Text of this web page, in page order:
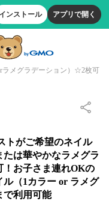
インストール アプリで開く
ラメグラデーション）☆2枚可
トがご希望のネイル
は華やかなラメグラ
！お子さま連れOKの
（1カラー or ラメグ
利用可能